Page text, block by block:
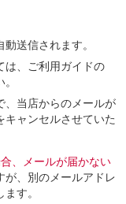
送信されます。
は、ご利用ガイドの
、当店からのメールが
キャンセルさせていた
、メールが届かない
が、別のメールアドレ
す。